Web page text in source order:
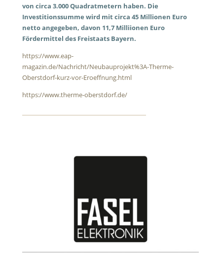
von circa 3.000 Quadratmetern haben. Die
Investitionssumme wird mit circa 45 Millionen Euro
netto angegeben, davon 11,7 Milliionen Euro
Fördermittel des Freistaats Bayern.
https://www.eap-
magazin.de/Nachricht/Neubauprojekt%3A-Therme-
Oberstdorf-kurz-vor-Eroeffnung.html
https://www.therme-oberstdorf.de/